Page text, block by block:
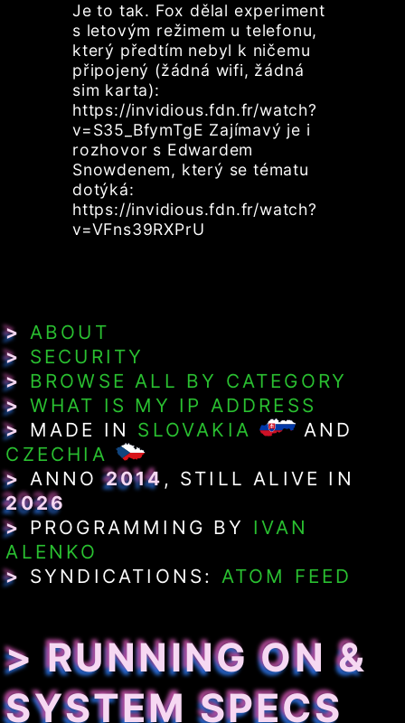
Je to tak. Fox dělal experiment
s letovým režimem u telefonu,
který předtím nebyl k ničemu
připojený (žádná wifi, žádná
sim karta):
https://invidious.fdn.fr/watch?
v=S35_BfymTgE Zajímavý je i
rozhovor s Edwardem
Snowdenem, který se tématu
dotýká:
https://invidious.fdn.fr/watch?
v=VFns39RXPrU
> MADE IN SLOVAKIA
AND
CZECHIA
> ANNO2014 , STILL ALIVE IN
2026
> PROGRAMMING BY IVAN
ALENKO
> SYNDICATIONS: ATOM FEED
> RUNNING ON &
SYSTEM SPECS
> ABOUT
> SECURITY
> BROWSE ALL BY CATEGORY
> WHAT IS MY IP ADDRESS